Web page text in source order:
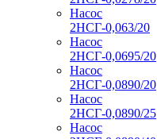
Насос
2НСГ-0,063/20
Насос
2НСГ-0,0695/20
Насос
2НСГ-0,0890/20
Насос
2НСГ-0,0890/25
Насос